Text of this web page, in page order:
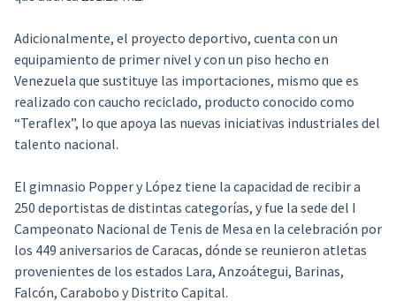
Adicionalmente, el proyecto deportivo, cuenta con un
equipamiento de primer nivel y con un piso hecho en
Venezuela que sustituye las importaciones, mismo que es
realizado con caucho reciclado, producto conocido como
“Teraflex”, lo que apoya las nuevas iniciativas industriales del
talento nacional.
El gimnasio Popper y López tiene la capacidad de recibir a
250 deportistas de distintas categorías, y fue la sede del I
Campeonato Nacional de Tenis de Mesa en la celebración por
los 449 aniversarios de Caracas, dónde se reunieron atletas
provenientes de los estados Lara, Anzoátegui, Barinas,
Falcón, Carabobo y Distrito Capital.